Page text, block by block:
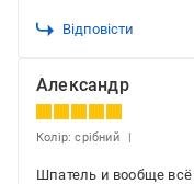
Відповісти
Александр
Колір: срібний
Шпатель и вообще